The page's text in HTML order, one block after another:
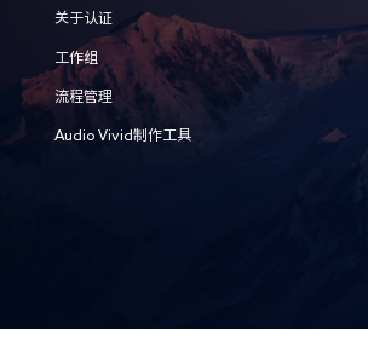
关于认证
工作组
流程管理
Audio Vivid制作工具